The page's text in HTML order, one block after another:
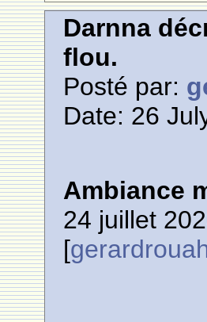
Darnna
flou.
Posté par:
Date: 26
Ambiance
24 juillet
[